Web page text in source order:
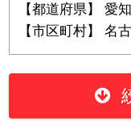
【都道府県】 愛
【市区町村】 名